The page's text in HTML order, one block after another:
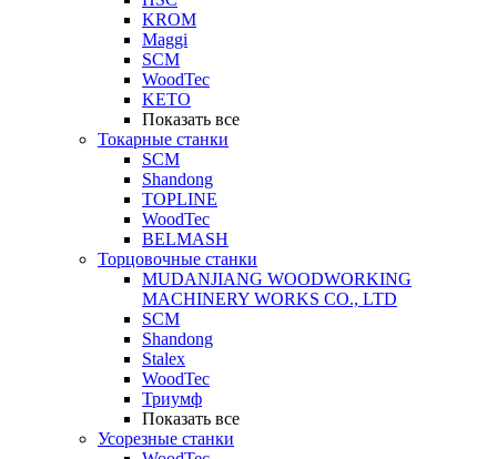
KROM
Maggi
SCM
WoodTec
KETO
Показать все
Токарные станки
SCM
Shandong
TOPLINE
WoodTec
BELMASH
Торцовочные станки
MUDANJIANG WOODWORKING
MACHINERY WORKS CO., LTD
SCM
Shandong
Stalex
WoodTec
Триумф
Показать все
Усорезные станки